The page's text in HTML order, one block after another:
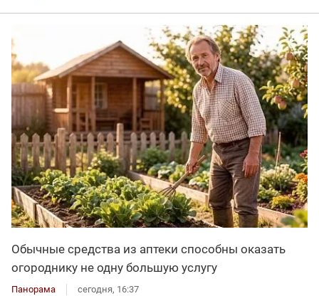
Обычные средства из аптеки способны оказать
огороднику не одну большую услугу
Панорама сегодня, 16:37